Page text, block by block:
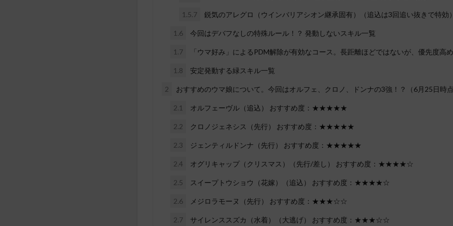
1.5.7 鋭気のアレグロ（ウインバリアシオン継承固有）（追込は3回追い抜きで特効）
1.6 今回はデバフなしの特殊ルール！？ 発動しないスキル一覧
1.7 「ウマ好み」によるPDM解除が有効なコース。長距離ほどではないが、優先度高
1.8 安定発動する緑スキル一覧
2 おすすめのウマ娘について。今回はオルフェ、クロノ、ドンナの3強！？（6月25日時点
2.1 オルフェーヴル（追込） おすすめ度：★★★★★
2.2 クロノジェネシス（先行） おすすめ度：★★★★★
2.3 ジェンティルドンナ（先行） おすすめ度：★★★★★
2.4 オグリキャップ（クリスマス）（先行/差し） おすすめ度：★★★★☆
2.5 スイープトウショウ（花嫁）（追込） おすすめ度：★★★★☆
2.6 メジロラモーヌ（先行） おすすめ度：★★★☆☆
2.7 サイレンススズカ（水着）（大逃げ） おすすめ度：★★★☆☆